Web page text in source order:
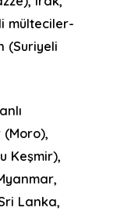
mülteciler-
(Suriyeli
(Moro),
Keşmir),
Lanka,